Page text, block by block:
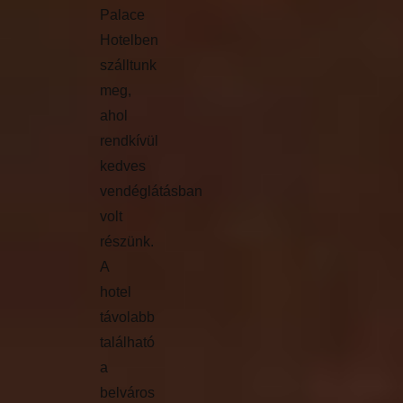
Palace
Hotelben
szálltunk
meg,
ahol
rendkívül
kedves
vendéglátásban
volt
részünk.
A
hotel
távolabb
található
a
belváros